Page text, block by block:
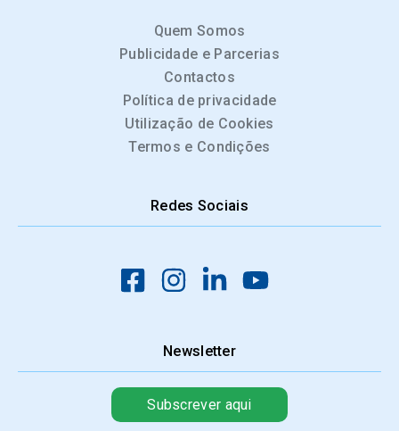
Quem Somos
Publicidade e Parcerias
Contactos
Política de privacidade
Utilização de Cookies
Termos e Condições
Redes Sociais
Newsletter
Subscrever aqui